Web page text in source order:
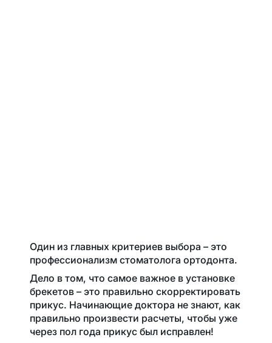
Один из главных критериев выбора – это
профессионализм стоматолога ортодонта.
Дело в том, что самое важное в установке
брекетов – это правильно скорректировать
прикус. Начинающие доктора не знают, как
правильно произвести расчеты, чтобы уже
через пол года прикус был исправлен!